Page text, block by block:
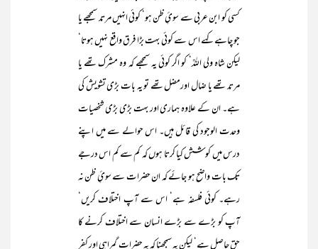
کسی کو ابن عربی سے سوئِ ظن ہو‘ کوئی انہیں مرتد سمجھے یا
جو چاہے کہے اس سے کوئی بہت بڑا فرق واقع نہیں ہوتا‘
لیکن شاہ ولی اللہؒ‘ کو اگر کوئی یہ سمجھے کہ وہ مشرک تھے یا
مرتد تھے یا ضال اورمضل تھے تو یہ بات بڑی تشویش کی
ہے۔ ان کے علاوہ ہماری اور بہت بڑی بڑی شخصیات
وحدت الوجود کی قائل ہیں۔ اس حوالے سے میں اپنے
درس میں کوشش کیا کرتا ہوں کہ کم سے کم اس درجے
تک بات واضح ہو جائے کہ ان حضرات سے سوئِ ظن نہ
رہے۔ کوئی فلسفہ ہے‘ اس سے آپ اختلاف کریں‘
آپ کو بڑے سے بڑے انسان سے اختلاف کرنے کا